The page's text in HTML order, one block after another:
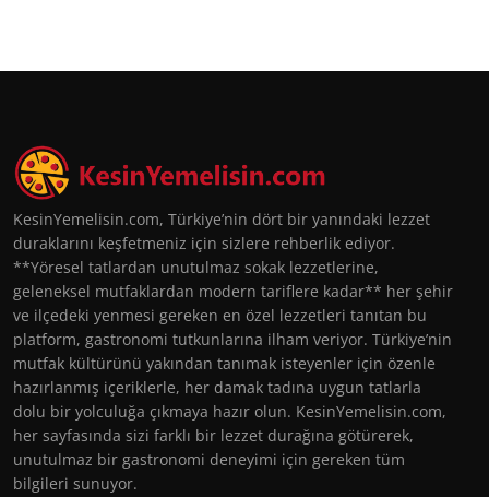
KesinYemelisin.com, Türkiye’nin dört bir yanındaki lezzet
duraklarını keşfetmeniz için sizlere rehberlik ediyor.
**Yöresel tatlardan unutulmaz sokak lezzetlerine,
geleneksel mutfaklardan modern tariflere kadar** her şehir
ve ilçedeki yenmesi gereken en özel lezzetleri tanıtan bu
platform, gastronomi tutkunlarına ilham veriyor. Türkiye’nin
mutfak kültürünü yakından tanımak isteyenler için özenle
hazırlanmış içeriklerle, her damak tadına uygun tatlarla
dolu bir yolculuğa çıkmaya hazır olun. KesinYemelisin.com,
her sayfasında sizi farklı bir lezzet durağına götürerek,
unutulmaz bir gastronomi deneyimi için gereken tüm
bilgileri sunuyor.